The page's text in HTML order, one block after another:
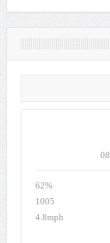
62%
1005
4.8mph